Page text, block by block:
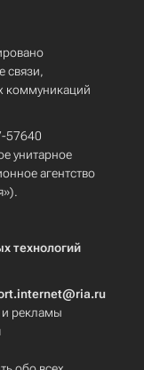
связи,
коммуникаций
57640
унитарное
агентство
технологий
рекламы